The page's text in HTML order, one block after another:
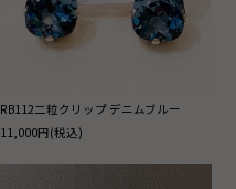
RB112二粒クリップ デニムブルー
11,000円(税込)